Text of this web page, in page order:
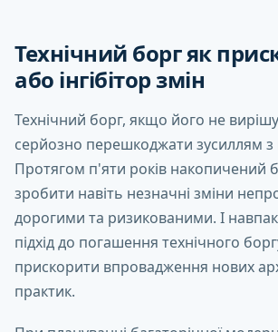
Технічний борг як
або інгібітор змін
Технічний борг, якщо його не
серйозно перешкоджати зусиллям з
Протягом п'яти років накопичений
зробити навіть незначні зміни
дорогими та ризикованими. І
підхід до погашення технічного
прискорити впровадження нових
практик.